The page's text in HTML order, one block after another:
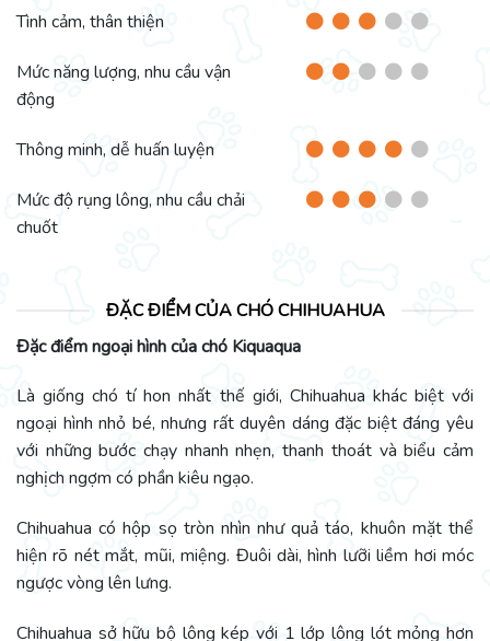
Tình cảm, thân thiện
Mức năng lượng, nhu cầu vận
động
Thông minh, dễ huấn luyện
Mức độ rụng lông, nhu cầu chải
chuốt
ĐẶC ĐIỂM CỦA CHÓ CHIHUAHUA
Đặc điểm ngoại hình của chó Kiquaqua
Là giống chó tí hon nhất thế giới, Chihuahua khác biệt với
ngoại hình nhỏ bé, nhưng rất duyên dáng đặc biệt đáng yêu
với những bước chạy nhanh nhẹn, thanh thoát và biểu cảm
nghịch ngợm có phần kiêu ngạo.
Chihuahua có hộp sọ tròn nhìn như quả táo, khuôn mặt thể
hiện rõ nét mắt, mũi, miệng. Đuôi dài, hình lưỡi liềm hơi móc
ngược vòng lên lưng.
Chihuahua sở hữu bộ lông kép với 1 lớp lông lót mỏng hơn